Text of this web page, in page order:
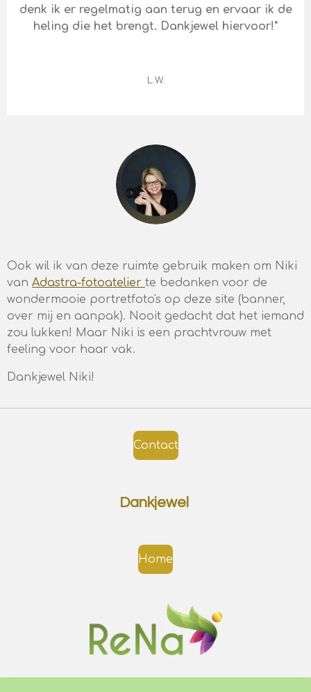
denk ik er regelmatig aan terug en ervaar ik de
heling die het brengt. Dankjewel hiervoor!"
L.W.
Ook wil ik van deze ruimte gebruik maken om Niki
van Adastra-fotoatelier te bedanken voor de
wondermooie portretfoto's op deze site (banner,
over mij en aanpak). Nooit gedacht dat het iemand
zou lukken! Maar Niki is een prachtvrouw met
feeling voor haar vak.
Dankjewel Niki!
Contact
Dankjewel
Home